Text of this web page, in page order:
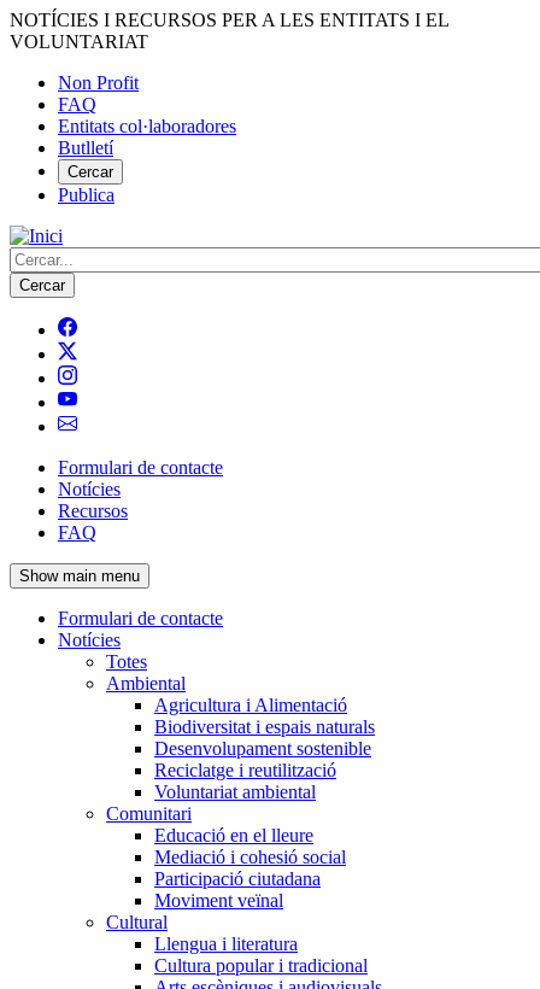
Vés
al
NOTÍCIES I RECURSOS PER A LES ENTITATS I EL
VOLUNTARIAT
Menú
del
compte
d'usuari
Non Profit
FAQ
Entitats col·laboradores
Butlletí
Cercar
Publica
Cerca
Navegació
principal
de
l'encapçalament
Formulari de contacte
Notícies
Recursos
FAQ
Show main menu
Navegació
principal
Formulari de contacte
Notícies
Totes
Ambiental
Agricultura i Alimentació
Biodiversitat i espais naturals
Desenvolupament sostenible
Reciclatge i reutilització
Voluntariat ambiental
Comunitari
Educació en el lleure
Mediació i cohesió social
Participació ciutadana
Moviment veïnal
Cultural
Llengua i literatura
Cultura popular i tradicional